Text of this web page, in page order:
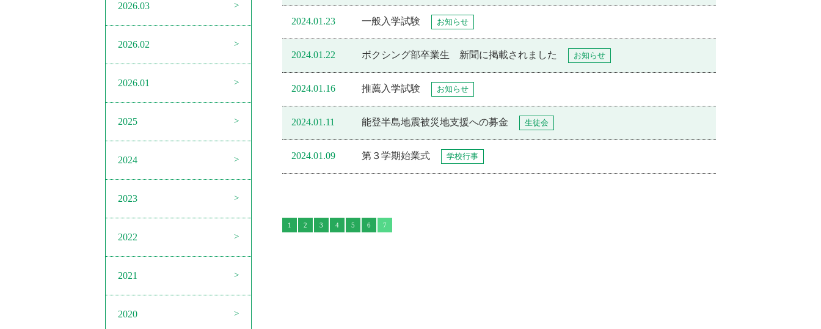
2024.01.23 一般入学試験 お知らせ
2024.01.22 ボクシング部卒業生 新聞に掲載されました お知らせ
2024.01.16 推薦入学試験 お知らせ
2024.01.11 能登半島地震被災地支援への募金 生徒会
2024.01.09 第３学期始業式 学校行事
1 2 3 4 5 6 7
2026.03
2026.02
2026.01
2025
2024
2023
2022
2021
2020